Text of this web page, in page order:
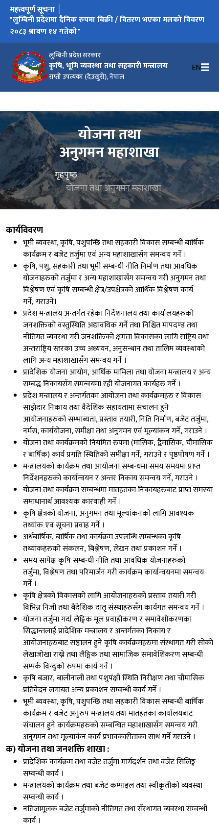
लुम्बिनी प्रदेश सरकार
कृषि, भूमि व्यवस्था तथा सहकारी मन्त्रालय
राप्ती उपत्यका (देउखुरी), नेपाल
EN
महत्त्वपूर्ण सूचना
"लुम्बिनी प्रदेशमा दैनिक रुपमा बिक्री / वितरण भएका मलको विवरण
२०८३ श्रावण १४ गतेको"
योजना तथा
अनुगमन महाशाखा
गृहपृष्‍ठ
योजना तथा अनुगमन महाशाखा
कार्यविवरण
भूमी ब्यवस्था, कृषि, पशुपन्छि तथा सहकारी विकास सम्बन्धी बार्षिक
कार्यक्रम र बजेट तर्जुमा एवं अन्य महाशाखासँग समन्वय गर्ने ।
कृषि, पशु, सहकारी तथा भूमी सम्बन्धी नीति निर्माण तथा आवधिक
योजनाहरुको तर्जुमा र अन्य महाशाखासँग समन्वय गरी अनुगमन तथा
विश्लेषण एवं कृषि सम्बन्धी क्षेत्र/उपक्षेत्रको आर्थिक विश्लेषण कार्य
गर्ने, गराउने।
प्रदेश मन्त्रालय अन्तर्गत रहेका निर्देशनालय तथा कार्यालयहरुको
जनशक्तिको वस्तुस्थिति अद्यावधिक गर्ने तथा निश्चित मापदण्ड तथा
नीतिगत ब्यवस्था गरी जनशक्तिको क्षमता विकासका लागि राष्ट्रिय तथा
अन्तराष्ट्रिय स्तरका उच्च अध्ययन, अनुसन्धान तथा तालिम व्यवस्थाको
लागि अन्य महाशाखासँग समन्वय गर्ने ।
प्रादेशिक योजना आयोग, आर्थिक मामिला तथा योजना मन्त्रालय र अन्य
सम्बद्ध निकायसँग समन्वयमा रही योजनागत कार्यहरु गर्ने ।
प्रदेश मन्त्रालय र अन्तर्गतका आयोजना तथा कार्यक्रमहरु र विकास
साझेदार निकाय तथा वैदेशिक सहायतामा संचालन हुने
आयोजनाहरुको सम्भाब्यता, प्रस्ताव तयारी, निति निर्माण, बजेट तर्जुमा,
नर्मस, कार्ययोजना, समीक्षा तथा अनुगमन एवं मूल्यांकन गर्ने, गराउने ।
योजना तथा कार्यक्रमको नियमित रुपमा (मासिक, द्वैमासिक, चौमासिक
र बार्षिक) कार्य प्रगति स्थितिको समीक्षा गर्ने, गराउने र पृष्ठपोषण गर्ने ।
मन्त्रालयको कार्यक्रम तथा आयोजना सम्बन्धमा समय समयमा प्राप्त
निर्देशनहरुको कार्यान्वयन र अन्तर निकाय समन्वय गर्ने, गराउने ।
योजना तथा कार्यक्रम सम्बन्धमा मातहतका निकायहरुबाट प्राप्त समस्या
समाधानार्थ आवश्यक कारवाही गर्ने ।
कृषि क्षेत्रको योजना, अनुगमन तथा मूल्यांकनको लागि आवश्यक
तथ्यांक एवं सूचना प्रवाह गर्ने ।
अर्धबार्षिक, बार्षिक तथा कार्यक्रम उपलब्धि सम्बन्धका कृषि
तथ्यांकहरुको संकलन, बिश्लेषण, लेखन तथा प्रकाशन गर्ने ।
समय सापेक्ष कृषि सम्बन्धी नीति तथा आवधिक योजनाहरुको
तर्जुमा, विश्लेषण तथा परिमार्जन गरी कार्यक्रम कार्यान्वयनमा समन्वय
गर्ने ।
कृषि क्षेत्रको विकासको लागि आयोजनाहरुको प्रस्ताव तयारी गरी
विभिन्न निजी तथा बैदेशिक दातृ संस्थाहरुसँग कार्यगत समन्वय गर्ने ।
योजना तर्जुमा गर्दा लैङ्गिक मूल प्रवाहीकरण र समावेशीकरणका
सिद्धान्तलाई प्रादेशिक मन्त्रालय र अन्तर्गतका निकाय र
आयोजनाहरुबाट सञ्चालन हुने कृषि कार्यक्रमहरुमा संस्थागत गरी सोको
लेखाजोखा राख्ने तथा लैङ्गिक तथा सामाजिक समावेशिकरण सम्बन्धी
सम्पर्क विन्दुको रुपमा कार्य गर्ने ।
कृषि बजार, बालीनाली तथा पशुपंक्षी स्थिति निरीक्षण तथा चौमासिक
प्रतिवेदन लगायत अन्य प्रकाशन सम्वन्धी कार्य गर्ने ।
भूमी ब्यवस्था, कृषि, पशुपन्छि तथा सहकारी विकास सम्बन्धी बार्षिक
कार्यक्रम र बजेट अनुरुप मन्त्रालय तथा मातहतका कार्यालयबाट
संचालन हुने कार्यक्रमहरुको सम्बन्धित महाशाखासँग समन्वय गरी
अनुगमन तथा मूल्याकंन कार्य प्रभावकारीताका साथ गर्ने गराउने ।
क) योजना तथा जनशक्ति शाखा :
प्रादेशिक कार्यक्रम तथा वजेट तर्जुमा मार्गदर्शन तथा वजेट सिलिङ्ग
सम्वन्धी कार्य ।
मन्त्रालयको कार्यक्रम तथा बजेट कम्पाइल तथा स्वीकृतीको व्यवस्था
सम्वन्धी कार्य ।
नतिजामूलक बजेट तर्जुमाको नीतिगत तथा सँस्थागत व्यवस्था सम्वन्धी
कार्य ।